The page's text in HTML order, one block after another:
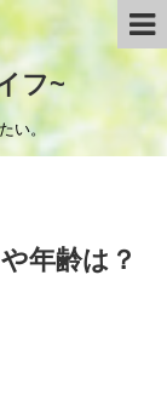
フ~
い。
年齢は？